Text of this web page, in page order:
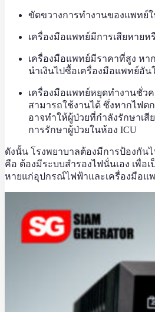
ขัดขวางการทำงานของแพทย์
เครื่องมือแพทย์มีการเสียหายห
เครื่องมือแพทย์มีราคาที่สูง หา
นำเงินไปซื้อเครื่องมือแพทย์อัน
เครื่องมือแพทย์หยุดทำงานชั่ว
สามารถใช้งานได้ ซึ่งหากไฟต
อาจทำให้ผู้ป่วยที่กำลังรักษาเสี
การรักษาผู้ป่วยในห้อง ICU
ดังนั้น โรงพยาบาลต้องมีการป้องกัน
คือ ต้องมีระบบสำรองไฟนั่นเอง เพื่อ
หายแก่อุปกรณ์ไฟฟ้าและเครื่องมือแ